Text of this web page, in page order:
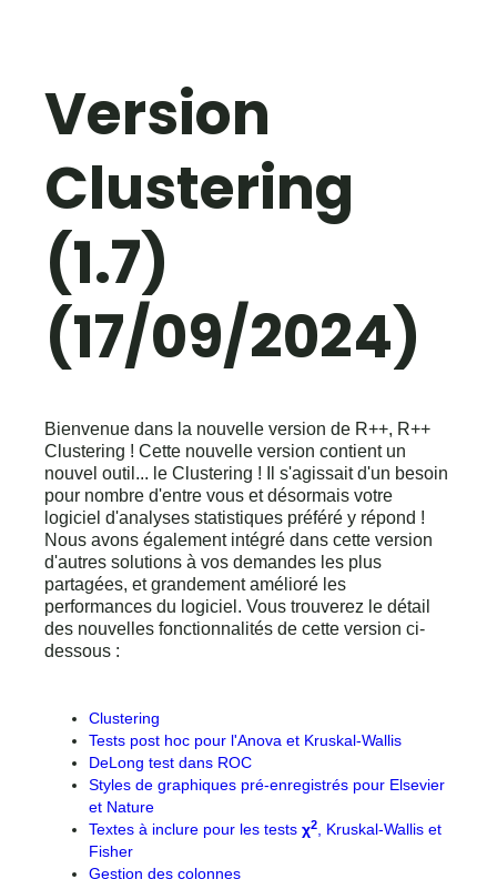
Version
Clustering
(1.7)
(17/09/2024)
Bienvenue dans la nouvelle version de R++, R++
Clustering ! Cette nouvelle version contient un
nouvel outil... le Clustering ! Il s'agissait d'un besoin
pour nombre d'entre vous et désormais votre
logiciel d'analyses statistiques préféré y répond !
Nous avons également intégré dans cette version
d'autres solutions à vos demandes les plus
partagées, et grandement amélioré les
performances du logiciel. Vous trouverez le détail
des nouvelles fonctionnalités de cette version ci-
dessous :
Clustering
Tests post hoc pour l'Anova et Kruskal-Wallis
DeLong test dans ROC
Styles de graphiques pré-enregistrés pour Elsevier
et Nature
Textes à inclure pour les tests χ2
, Kruskal-Wallis et
Fisher
Gestion des colonnes